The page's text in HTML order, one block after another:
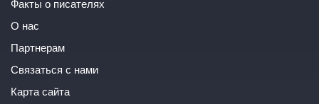
Факты о писателях
О нас
Партнерам
Связаться с нами
Карта сайта